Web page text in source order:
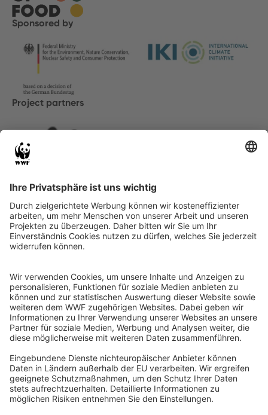
Sponsored by
Project partners
© Food Impacts Legal notice
InstagramFacebookXLinkedIn